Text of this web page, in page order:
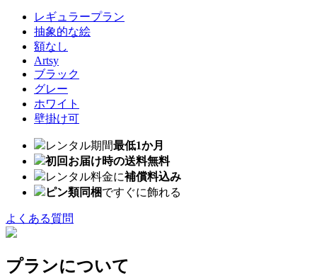
レギュラープラン
抽象的な絵
額なし
Artsy
ブラック
グレー
ホワイト
壁掛け可
レンタル期間最低1か月
初回お届け時の送料無料
レンタル料金に補償料込み
ピン類同梱ですぐに飾れる
よくある質問
プランについて